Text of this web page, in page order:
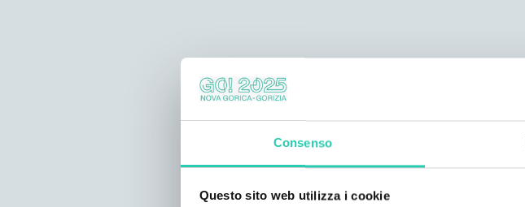
Consenso
Questo sito web utilizza i cookie